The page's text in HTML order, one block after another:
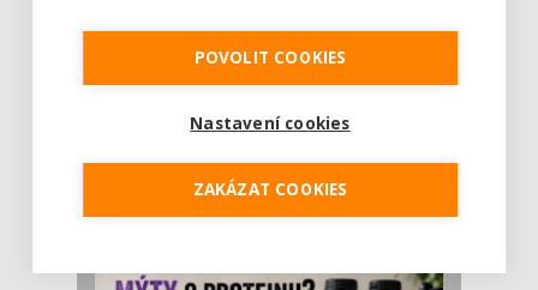
které v létě pomáhají hormonům a ulevuj [...]
malý restart. Čerstvé ovoce, zelenina nebo
luštěniny jsou práv...
POVOLIT COOKIES
Nastavení cookies
ZAKÁZAT COOKIES